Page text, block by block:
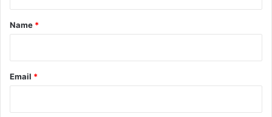
*
Name *
Email *